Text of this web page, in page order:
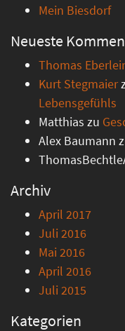
Mein Biesdorf
Neueste
Thomas
Kurt Stegmaier
Lebensgefühls
Matthias zu
Alex Baumann
Archiv
April 2017
Juli 2016
Mai 2016
April 2016
Juli 2015
Kategorien